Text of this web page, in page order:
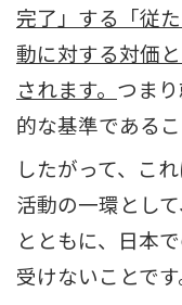
完了」する「従
動に対する対価
されます。 つま
的な基準である
したがって、こ
活動の一環とし
とともに、日本
受けないことです